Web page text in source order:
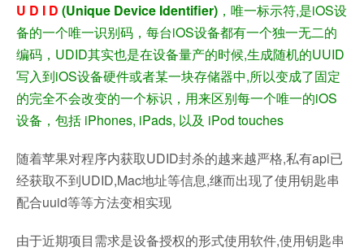
U D I D (Unique Device Identifier) ，唯一标示符,是iOS设
备的一个唯一识别码，每台iOS设备都有一个独一无二的
编码，UDID其实也是在设备量产的时候,生成随机的UUID
写入到iOS设备硬件或者某一块存储器中,所以变成了固定
的完全不会改变的一个标识，用来区别每一个唯一的iOS
设备，包括 iPhones, iPads, 以及 iPod touches
随着苹果对程序内获取UDID封杀的越来越严格,私有api已
经获取不到UDID,Mac地址等信息,继而出现了使用钥匙串
配合uuid等等方法变相实现
由于近期项目需求是设备授权的形式使用软件,使用钥匙串